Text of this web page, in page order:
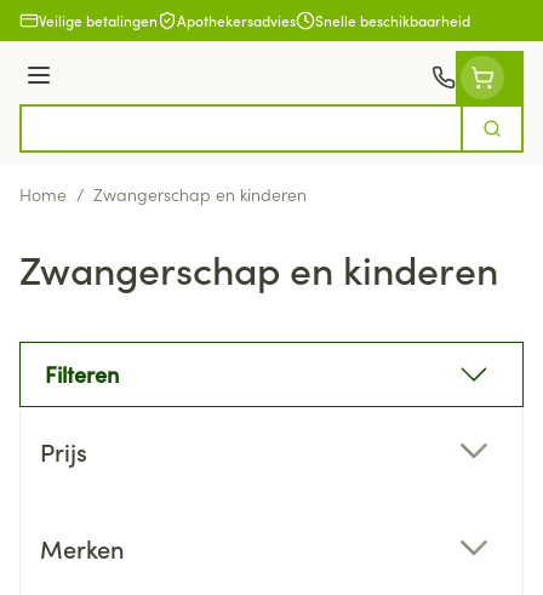
Ga naar de inhoud
Veilige betalingen Apothekersadvies Snelle beschikbaarheid
Menu
Zoek
Home / Zwangerschap en kinderen
Zwangerschap en kinderen
Filteren
Prijs
Merken